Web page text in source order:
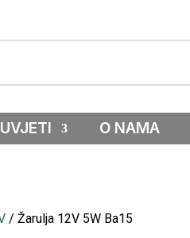
UVJETI O NAMA
/ Žarulja 12V 5W Ba15